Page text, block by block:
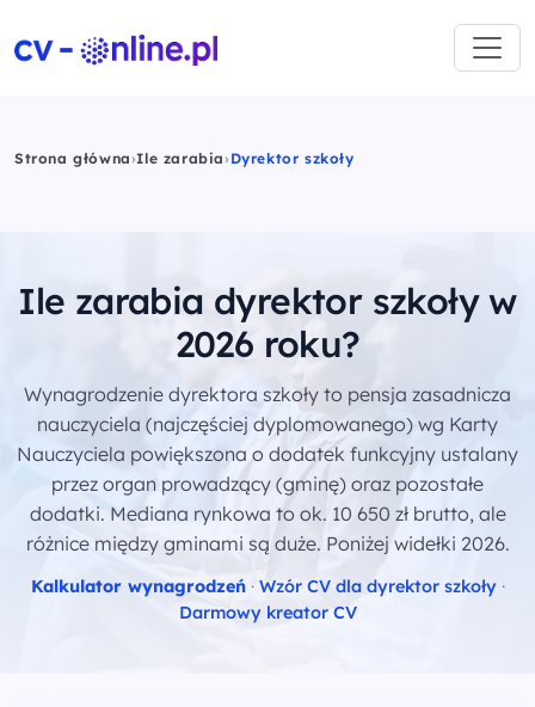
Strona główna›Ile zarabia› Dyrektor szkoły
Ile zarabia dyrektor szkoły w
2026 roku?
Wynagrodzenie dyrektora szkoły to pensja zasadnicza
nauczyciela (najczęściej dyplomowanego) wg Karty
Nauczyciela powiększona o dodatek funkcyjny ustalany
przez organ prowadzący (gminę) oraz pozostałe
dodatki. Mediana rynkowa to ok. 10 650 zł brutto, ale
różnice między gminami są duże. Poniżej widełki 2026.
Kalkulator wynagrodzeń · Wzór CV dla dyrektor szkoły ·
Darmowy kreator CV